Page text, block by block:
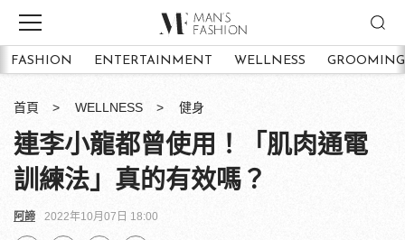
FASHION ENTERTAINMENT WELLNESS GROOMING
首頁 WELLNESS 健身
連李小龍都曾使用！「肌肉通電
訓練法」真的有效嗎？
阿諦 2022年10月07日 18:00